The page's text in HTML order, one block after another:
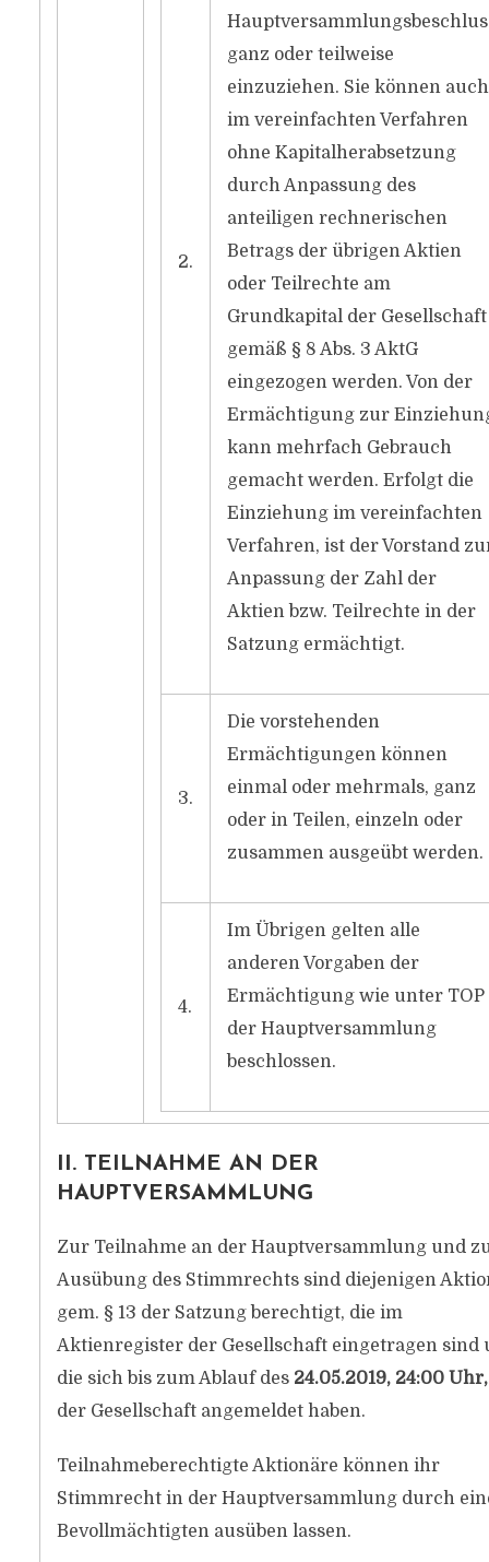
2.
ganz oder teilweise
einzuziehen. Sie können auch
im vereinfachten Verfahren
ohne Kapitalherabsetzung
durch Anpassung des
anteiligen rechnerischen
Betrags der übrigen Aktien
oder Teilrechte am
Grundkapital der Gesellschaft
gemäß § 8 Abs. 3 AktG
eingezogen werden. Von der
Ermächtigung zur
kann mehrfach Gebrauch
gemacht werden. Erfolgt die
Einziehung im vereinfachten
Verfahren, ist der Vorstand
Anpassung der Zahl der
Aktien bzw. Teilrechte in der
Satzung ermächtigt.
3.
Die vorstehenden
Ermächtigungen können
einmal oder mehrmals, ganz
oder in Teilen, einzeln oder
zusammen ausgeübt werden.
4.
Im Übrigen gelten alle
anderen Vorgaben der
Ermächtigung wie unter TOP
der Hauptversammlung
beschlossen.
II. TEILNAHME AN DER
HAUPTVERSAMMLUNG
Zur Teilnahme an der Hauptversammlung und
Ausübung des Stimmrechts sind diejenigen
gem. § 13 der Satzung berechtigt, die im
Aktienregister der Gesellschaft eingetragen sind
die sich bis zum Ablauf des 24.05.2019, 24:00
der Gesellschaft angemeldet haben.
Teilnahmeberechtigte Aktionäre können ihr
Stimmrecht in der Hauptversammlung durch
Bevollmächtigten ausüben lassen.